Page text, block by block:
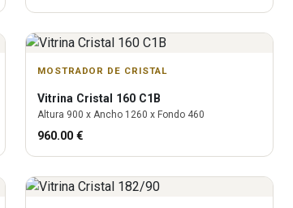
MOSTRADOR DE CRISTAL
Vitrina Cristal 160 C1B
Altura 900 x Ancho 1260 x Fondo 460
960.00 €